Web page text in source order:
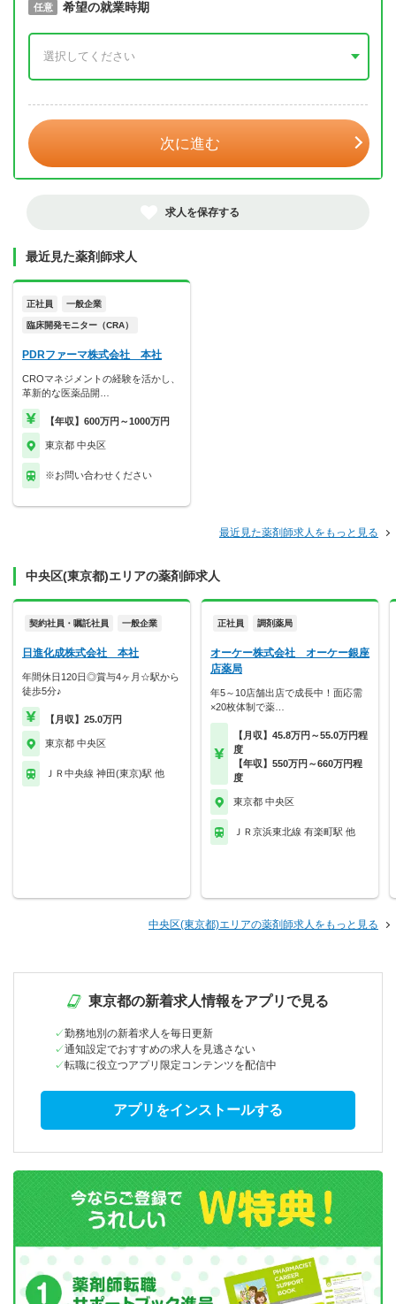
必須 取得予定年
任意 希望の就業時期
次に進む
求人を保存する
最近見た薬剤師求人
正社員 一般企業
臨床開発モニター（CRA）
PDRファーマ株式会社 本社
CROマネジメントの経験を活かし、
革新的な医薬品開…
【年収】600万円～1000万円
東京都 中央区
※お問い合わせください
最近見た薬剤師求人をもっと見る
中央区(東京都)エリアの薬剤師求人
契約社員・嘱託社員 一般企業
日進化成株式会社 本社
年間休日120日◎賞与4ヶ月☆駅から
徒歩5分♪
【月収】25.0万円
東京都 中央区
ＪＲ中央線 神田(東京)駅 他
正社員 調剤薬局
オーケー株式会社 オーケー銀座
店薬局
年5～10店舗出店で成長中！面応需
×20枚体制で薬…
【月収】45.8万円～55.0万円程
度
【年収】550万円～660万円程
度
東京都 中央区
ＪＲ京浜東北線 有楽町駅 他
中央区(東京都)エリアの薬剤師求人をもっと見る
東京都の新着求人情報をアプリで見る
勤務地別の新着求人を毎日更新
通知設定でおすすめの求人を見逃さない
転職に役立つアプリ限定コンテンツを配信中
アプリをインストールする